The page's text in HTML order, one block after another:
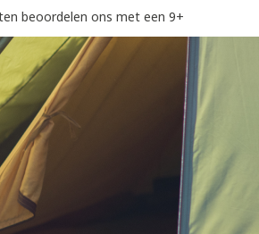
beoordelen ons met een 9+